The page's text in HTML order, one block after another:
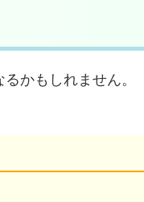
かもしれません。